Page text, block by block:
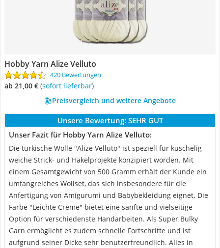
Hobby Yarn Alize Velluto
420 Bewertungen
ab 21,00 € ( Sofort lieferbar)
Preisvergleich und weitere Angebote
Unsere Bewertung: SEHR GUT
Unser Fazit für Hobby Yarn Alize Velluto:
Die türkische Wolle "Alize Velluto" ist speziell für kuschelig
weiche Strick- und Häkelprojekte konzipiert worden. Mit
einem Gesamtgewicht von 500 Gramm erhält der Kunde ein
umfangreiches Wollset, das sich insbesondere für die
Anfertigung von Amigurumi und Babybekleidung eignet. Die
Farbe "Leichte Creme" bietet eine sanfte und vielseitige
Option für verschiedenste Handarbeiten. Als Super Bulky
Garn ermöglicht es zudem schnelle Fortschritte und ist
aufgrund seiner Dicke sehr benutzerfreundlich. Alles in